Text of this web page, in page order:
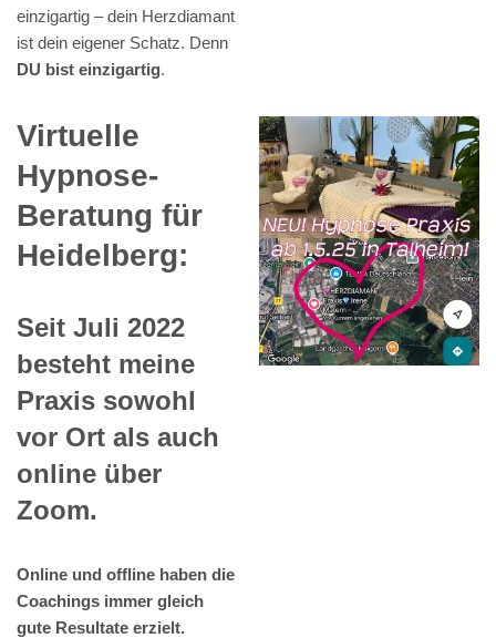
einzigartig – dein Herzdiamant
ist dein eigener Schatz. Denn
DU bist einzigartig.
Virtuelle
Hypnose-
Beratung für
Heidelberg:
Seit Juli 2022
besteht meine
Praxis sowohl
vor Ort als auch
online über
Zoom.
Online und offline haben die
Coachings immer gleich
gute Resultate erzielt.